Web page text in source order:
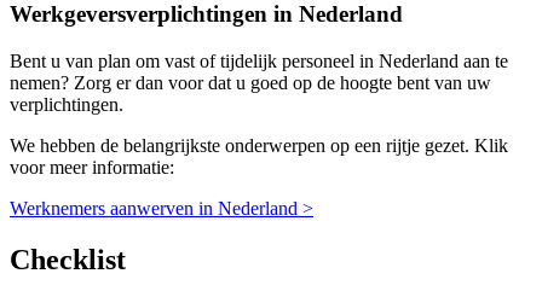
Werkgeversverplichtingen in Nederland
Bent u van plan om vast of tijdelijk personeel in Nederland aan te
nemen? Zorg er dan voor dat u goed op de hoogte bent van uw
verplichtingen.
We hebben de belangrijkste onderwerpen op een rijtje gezet. Klik
voor meer informatie:
Werknemers aanwerven in Nederland >
Checklist